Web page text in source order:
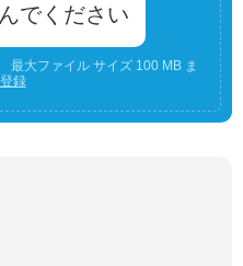
でください
最大ファイル サイズ 100 MB ま
登録